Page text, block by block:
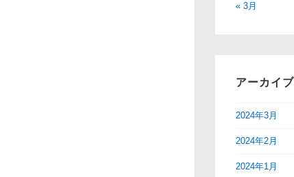
« 3月
アーカイブ
2024年3月
2024年2月
2024年1月